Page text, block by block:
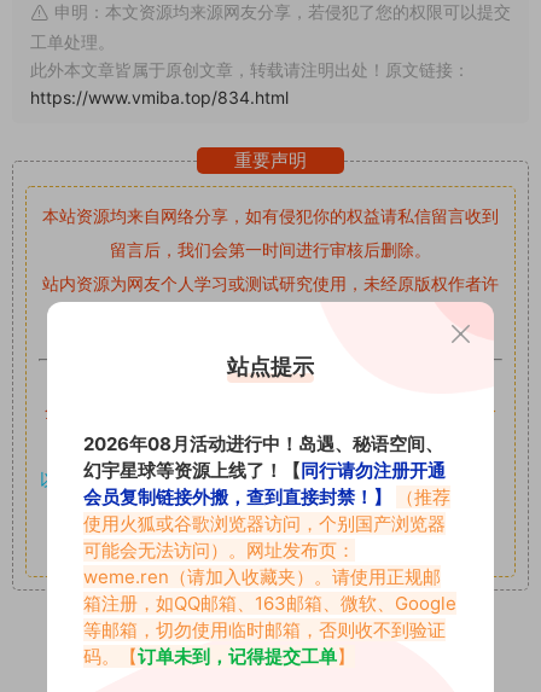
申明：本文资源均来源网友分享，若侵犯了您的权限可以提交
工单处理。
此外本文章皆属于原创文章，转载请注明出处！原文链接：
https://www.vmiba.top/834.html
重要声明
本站资源均来自网络分享，如有侵犯你的权益请私信留言收到
留言后，我们会第一时间进行审核后删除。
站内资源为网友个人学习或测试研究使用，未经原版权作者许
如果遇到付费才可获取的素材，建议升级
全站付费素材可提供补档服务
素材以主流网盘分
享。
以7z、7z分卷格式压缩，解压应下载对应的软件操作，
7-zip；安卓：zarchiver；苹果：解压专家
其它更多疑问请查看站内帮助中心！
0 0
站点提示
2026年08月活动进行中！岛遇、秘语空间、
幻宇星球等资源上线了！【同行请勿注册开通
会员复制链接外搬，查到直接封禁！】
（推荐
使用火狐或谷歌浏览器访问，个别国产浏览器
可能会无法访问）。网址发布页：
weme.ren （请加入收藏夹）。请使用正规邮
箱注册，如QQ邮箱、163邮箱、微软、Google
等邮箱，切勿使用临时邮箱，否则收不到验证
码。【订单未到，记得提交工单】